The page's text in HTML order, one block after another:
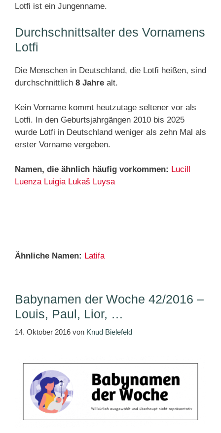
Lotfi ist ein Jungenname.
Durchschnittsalter des Vornamens
Lotfi
Die Menschen in Deutschland, die Lotfi heißen, sind
durchschnittlich 8 Jahre alt.
Kein Vorname kommt heutzutage seltener vor als
Lotfi. In den Geburtsjahrgängen 2010 bis 2025
wurde Lotfi in Deutschland weniger als zehn Mal als
erster Vorname vergeben.
Namen, die ähnlich häufig vorkommen: Lucill
Luenza Luigia Lukaš Luysa
Ähnliche Namen: Latifa
Babynamen der Woche 42/2016 –
Louis, Paul, Lior, …
14. Oktober 2016 von Knud Bielefeld